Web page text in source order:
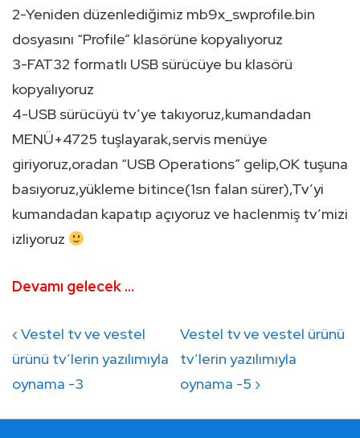
2-Yeniden düzenlediğimiz mb9x_swprofile.bin
dosyasını “Profile” klasörüne kopyalıyoruz
3-FAT32 formatlı USB sürücüye bu klasörü
kopyalıyoruz
4-USB sürücüyü tv’ye takıyoruz,kumandadan
MENÜ+4725 tuşlayarak,servis menüye
giriyoruz,oradan “USB Operations” gelip,OK tuşuna
basıyoruz,yükleme bitince(1sn falan sürer),Tv’yi
kumandadan kapatıp açıyoruz ve haclenmiş tv’mizi
izliyoruz
Devamı gelecek …
Yazı
gezinmesi
Previous
Post
is
‹ Vestel tv ve vestel
ürünü tv’lerin yazılımıyla
oynama -3
Next
Post
is
Vestel tv ve vestel ürünü
tv’lerin yazılımıyla
oynama -5 ›